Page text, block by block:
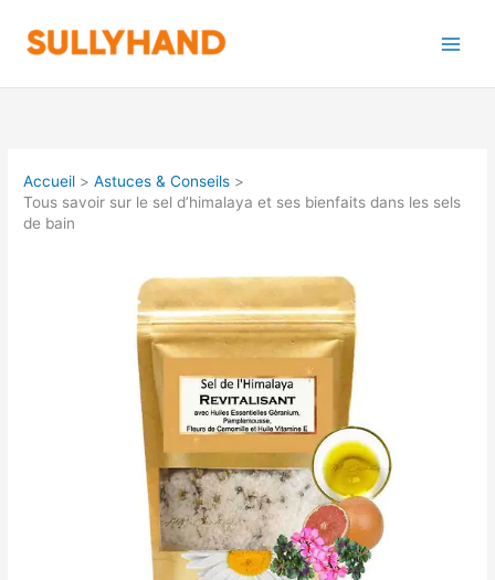
contenu
Accueil
Astuces & Conseils
Tous savoir sur le sel d’himalaya et ses bienfaits dans les sels
de bain